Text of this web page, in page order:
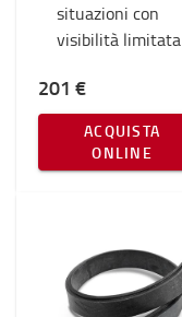
situazioni con
visibilità limitata
201 €
ACQUISTA
ONLINE